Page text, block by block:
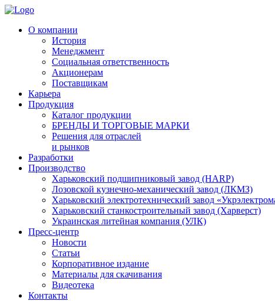
О компании
История
Менеджмент
Социальная ответственность
Акционерам
Поставщикам
Карьера
Продукция
Каталог продукции
БРЕНДЫ И ТОРГОВЫЕ МАРКИ
Решения для отраслей
и рынков
Разработки
Производство
Харьковский подшипниковый завод (HARP)
Лозовской кузнечно-механический завод (ЛКМЗ)
Харьковский электротехнический завод
Харьковский станкостроительный завод (Харверст)
Украинская литейная компания (УЛК)
Пресс-центр
Новости
Статьи
Корпоративное издание
Материалы для скачивания
Видеотека
Контакты